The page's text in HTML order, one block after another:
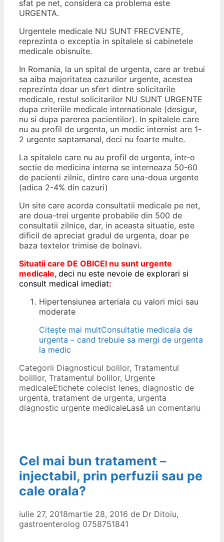
sfat pe net, considera ca problema este
URGENTA.
Urgentele medicale NU SUNT FRECVENTE,
reprezinta o exceptia in spitalele si cabinetele
medicale obisnuite.
In Romania, la un spital de urgenta, care ar trebui
sa aiba majoritatea cazurilor urgente, acestea
reprezinta doar un sfert dintre solicitarile
medicale, restul solicitarilor NU SUNT URGENTE
dupa criteriile medicale internationale (desigur,
nu si dupa parerea pacientilor). In spitalele care
nu au profil de urgenta, un medic internist are 1-
2 urgente saptamanal, deci nu foarte multe.
La spitalele care nu au profil de urgenta, intr-o
sectie de medicina interna se interneaza 50-60
de pacienti zilnic, dintre care una-doua urgente
(adica 2-4% din cazuri)
Un site care acorda consultatii medicale pe net,
are doua-trei urgente probabile din 500 de
consultatii zilnice, dar, in aceasta situatie, este
dificil de apreciat gradul de urgenta, doar pe
baza textelor trimise de bolnavi.
Situatii care DE OBICEI nu sunt urgente
medicale, deci nu este nevoie de explorari si
consult medical imediat:
Hipertensiunea arteriala cu valori mici sau
moderate
Citește mai multConsultatie medicala de
urgenta – cand trebuie sa mergi de urgenta
la medic
Categorii Diagnosticul bolilor, Tratamentul
bolillor, Tratamentul bolilor, Urgente
medicaleEtichete colecist lenes, diagnostic de
urgenta, tratament de urgenta, urgenta
diagnostic urgente medicaleLasă un comentariu
Cel mai bun tratament –
injectabil, prin perfuzii sau pe
cale orala?
iulie 27, 2018martie 28, 2016 de Dr Ditoiu,
gastroenterolog 0758751841